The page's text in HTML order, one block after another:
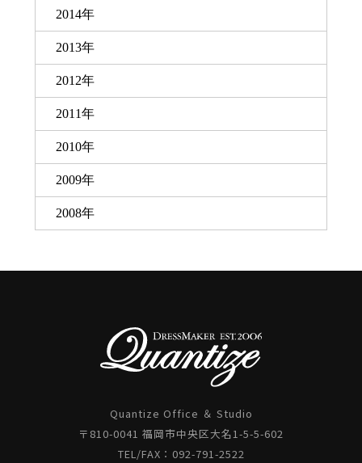
2014年
2013年
2012年
2011年
2010年
2009年
2008年
Quantize Office ＆ Studio
〒810-0041 福岡市中央区大名1-5-5-602
TEL/FAX：092-791-2522